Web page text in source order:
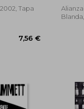
Tapa
Blanda,